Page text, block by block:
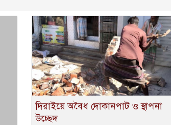
দিরাইয়ে অবৈধ দোকানপাট ও স্থাপনা
উচ্ছেদ